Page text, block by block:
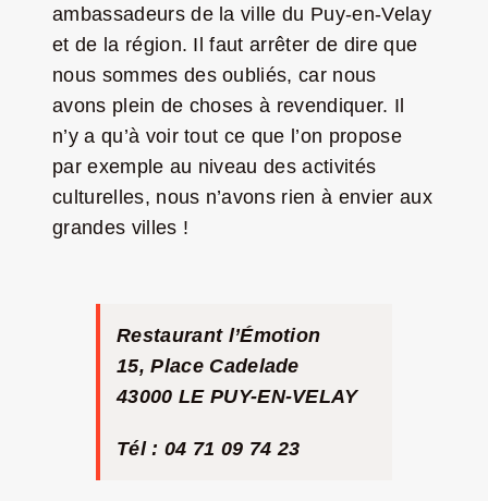
ambassadeurs de la ville du Puy-en-Velay
et de la région. Il faut arrêter de dire que
nous sommes des oubliés, car nous
avons plein de choses à revendiquer. Il
n’y a qu’à voir tout ce que l’on propose
par exemple au niveau des activités
culturelles, nous n’avons rien à envier aux
grandes villes !
Restaurant l’Émotion
15, Place Cadelade
43000 LE PUY-EN-VELAY
Tél : 04 71 09 74 23